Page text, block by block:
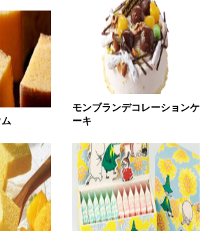
モンブランデコレーションケ
ーキ